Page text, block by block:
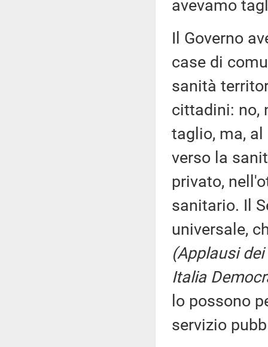
avevamo
Il Governo
case di
sanità
cittadini: no,
taglio, ma,
verso la
privato,
sanitario. Il
universale,
(Applausi
Italia
lo possono
servizio